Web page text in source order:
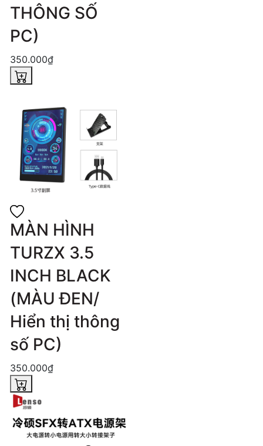
THÔNG SỐ
PC)
350.000₫
MÀN HÌNH
TURZX 3.5
INCH BLACK
(MÀU ĐEN/
Hiển thị thông
số PC)
350.000₫